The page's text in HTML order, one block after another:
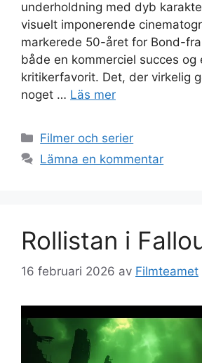
underholdning med dyb
visuelt imponerende
markerede 50-året for Bond-
både en kommerciel succes og
kritikerfavorit. Det, der virkelig
noget … Läs mer
Kategorier
Filmer och serier
Lämna en kommentar
Rollistan i
16 februari 2026 av Filmteamet